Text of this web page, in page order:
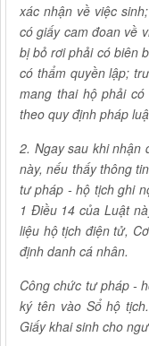
xác nhận về việc
có giấy cam đoan về
bị bỏ rơi phải có biên
có thẩm quyền lập;
mang thai hộ phải
theo quy định pháp
2. Ngay sau khi nhận
này, nếu thấy thông
tư pháp - hộ tịch ghi
1 Điều 14 của Luật
liệu hộ tịch điện tử,
định danh cá nhân.
Công chức tư pháp -
ký tên vào Sổ hộ
Giấy khai sinh cho